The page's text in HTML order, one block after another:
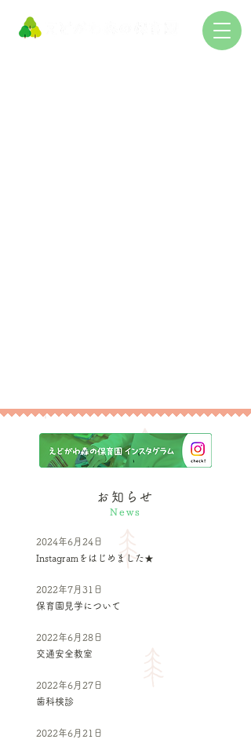
お知らせ
News
2024年6月24日
Instagramをはじめました★
2022年7月31日
保育園見学について
2022年6月28日
交通安全教室
2022年6月27日
歯科検診
2022年6月21日